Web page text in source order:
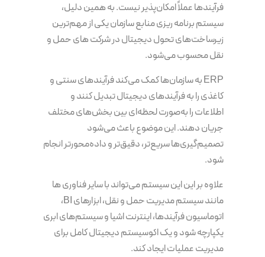
فرآیندها عملاً امکان‌پذیر نیست. به همین دلیل،
سیستم برنامه‌ ریزی منابع سازمان یکی از مهم‌ترین
زیرساخت‌های تحول دیجیتال در شرکت های حمل و
نقل محسوب می‌شود.
ERP به سازمان‌ها کمک می‌کند فرآیندهای سنتی و
کاغذی را به فرآیندهای دیجیتال تبدیل کنند و
اطلاعات را به‌صورت لحظه‌ای بین بخش‌های مختلف
جریان دهند. این موضوع باعث می‌شود
تصمیم‌گیری‌ها سریع‌تر، دقیق‌تر و داده‌محورتر انجام
شود.
علاوه بر این این سیستم می‌تواند با سایر فناوری ها
مانند سیستم مدیریت حمل و نقل، ابزارهای BI،
اتوماسیون فرآیندها، اینترنت اشیا و سیستم‌های ابری
یکپارچه شود و یک اکوسیستم دیجیتال کامل برای
مدیریت عملیات ایجاد کند.